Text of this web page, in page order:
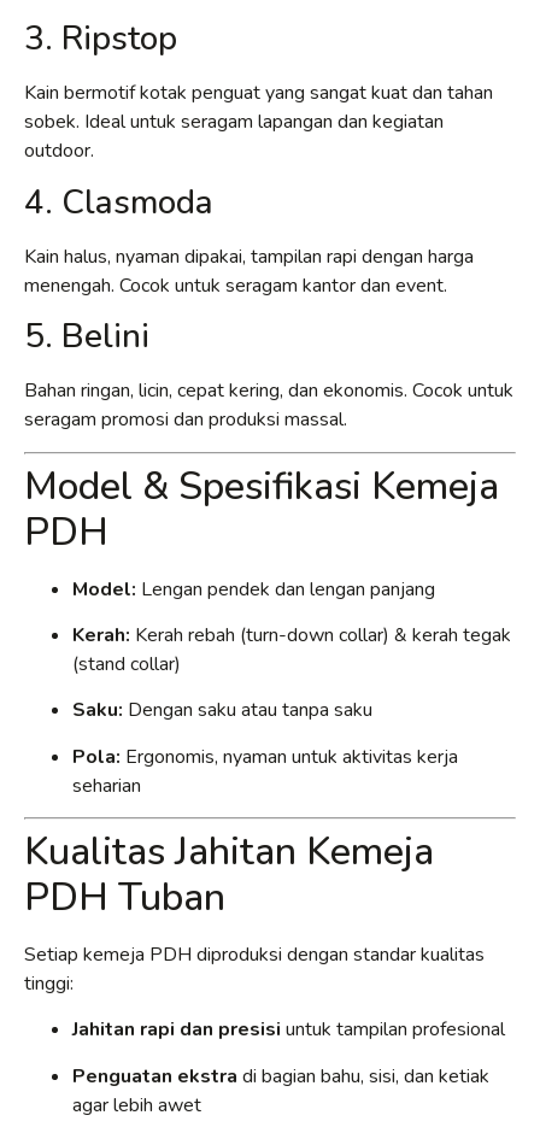
3. Ripstop
Kain bermotif kotak penguat yang sangat kuat dan tahan
sobek. Ideal untuk seragam lapangan dan kegiatan
outdoor.
4. Clasmoda
Kain halus, nyaman dipakai, tampilan rapi dengan harga
menengah. Cocok untuk seragam kantor dan event.
5. Belini
Bahan ringan, licin, cepat kering, dan ekonomis. Cocok untuk
seragam promosi dan produksi massal.
Model & Spesifikasi Kemeja
PDH
Model: Lengan pendek dan lengan panjang
Kerah: Kerah rebah (turn-down collar) & kerah tegak
(stand collar)
Saku: Dengan saku atau tanpa saku
Pola: Ergonomis, nyaman untuk aktivitas kerja
seharian
Kualitas Jahitan Kemeja
PDH Tuban
Setiap kemeja PDH diproduksi dengan standar kualitas
tinggi:
Jahitan rapi dan presisi untuk tampilan profesional
Penguatan ekstra di bagian bahu, sisi, dan ketiak
agar lebih awet